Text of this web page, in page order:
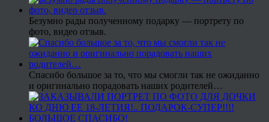
Безумно рады полученному подарку — портрету по
фото, видео отзыв.
Спасибо большое за то, что мы смогли так не ожиданно
и оригинально порадовать наших родителей…